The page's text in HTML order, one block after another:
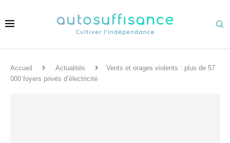
Accueil Actualités
Vents et orages violents : plus de 57
000 foyers privés d’électricité